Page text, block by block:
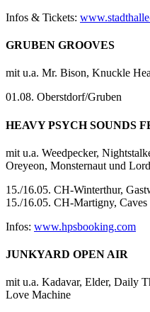
Infos & Tickets:
GRUBEN GROOVES
mit u.a. Mr. Bison, Knuckle
01.08. Oberstdorf/Gruben
HEAVY PSYCH SOUNDS
mit u.a. Weedpecker,
Oreyeon, Monsternaut und
15./16.05. CH-Winterthur,
15./16.05. CH-Martigny,
Infos: www.hpsbooking.com
JUNKYARD OPEN AIR
mit u.a. Kadavar, Elder, Daily
Love Machine